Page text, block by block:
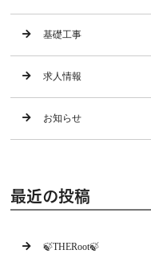
基礎工事
求人情報
お知らせ
最近の投稿
🍃THERoot🍃